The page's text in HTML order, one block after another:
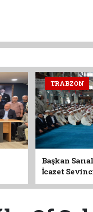
TRABZON
Başkan
İcazet